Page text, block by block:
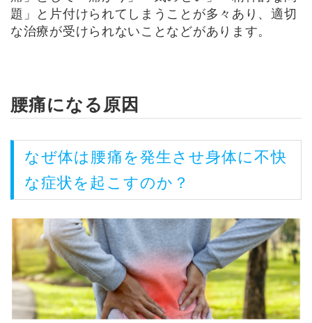
題」と片付けられてしまうことが多々あり、適切
な治療が受けられないことなどがあります。
腰痛になる原因
なぜ体は腰痛を発生させ身体に不快
な症状を起こすのか？